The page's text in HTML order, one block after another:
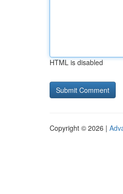
HTML is disabled
Copyright © 2026 |